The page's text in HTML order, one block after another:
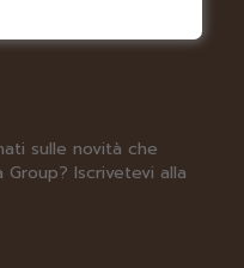
sulle novità che
Iscrivetevi alla